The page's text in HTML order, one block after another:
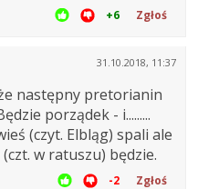
+6 Zgłoś
31.10.2018, 11:37
następny pretorianin
porządek - i.........
(czyt. Elbląg) spali ale
w ratuszu) będzie.
-2 Zgłoś